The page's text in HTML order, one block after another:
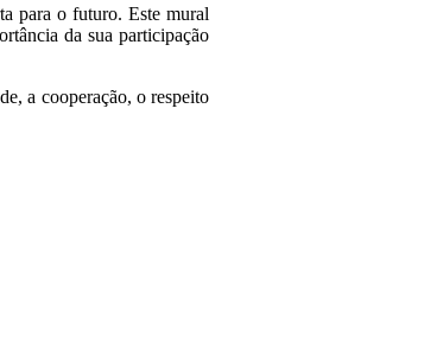
para o futuro. Este mural
da sua participação
a cooperação, o respeito